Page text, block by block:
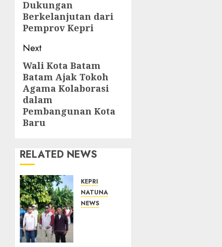
Dukungan
Berkelanjutan dari
Pemprov Kepri
Next
Next
post:
Wali Kota Batam
Batam Ajak Tokoh
Agama Kolaborasi
dalam
Pembangunan Kota
Baru
RELATED NEWS
KEPRI
NATUNA
NEWS